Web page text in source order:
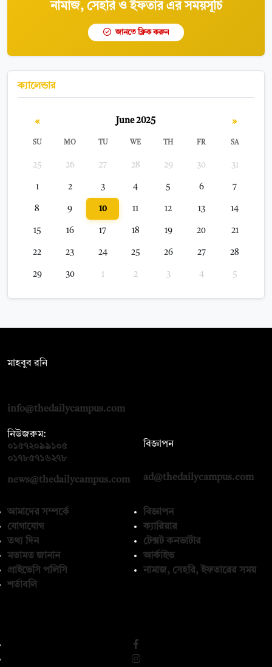
নামাজ, সেহরি ও ইফতার এর সময়সূচি
জানতে ক্লিক করুন
ক্যালেন্ডার
« June 2025 »
SU MO TU WE TH FR SA
25 26 27 28 29 30 31
1 2 3 4 5 6 7
8 9 10 11 12 13 14
15 16 17 18 19 20 21
22 23 24 25 26 27 28
29 30 1 2 3 4 5
মাহবুব রনি
info@thedailycampus.com
নিউজরুম:
০১৫৭২০৯৯১০৫
০১৭৮৫৭১৬২৭৮
news@thedailycampus.com
বিজ্ঞাপন
ad@thedailycampus.com
আমাদের সম্পর্কে
যোগাযোগ
তথ্য দিন
মতামত জানান
প্রাইভেসি পলিসি
শর্তাবলি
বিজ্ঞাপন
ক্যারিয়ার
টেক্সট কনভার্টার
আর্কাইভ
নামাজ, সেহরি, ইফতারের সময়